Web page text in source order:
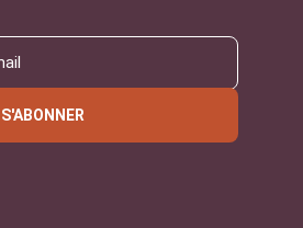
S'ABONNER